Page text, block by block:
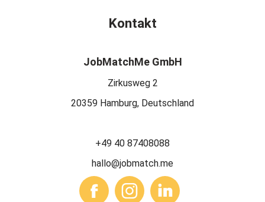
Kontakt
JobMatchMe GmbH
Zirkusweg 2
20359 Hamburg, Deutschland
+49 40 87408088
hallo@jobmatch.me